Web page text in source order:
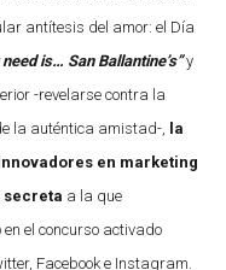
antítesis del amor: el Día
need is… San Ballantine’s”y
-revelarse contra la
la auténtica amistad-, la
en marketing
a la que
el concurso activado
Facebook e Instagram.